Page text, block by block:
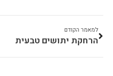
למאמר הקודם
הרחקת יתושים טבעית